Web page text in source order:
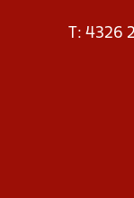
T: 4326